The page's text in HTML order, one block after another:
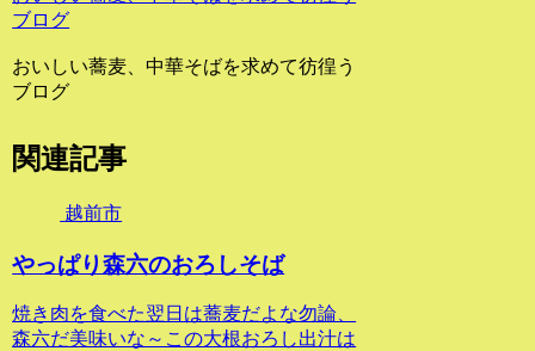
ブログ
おいしい蕎麦、中華そばを求めて彷徨う
ブログ
関連記事
越前市
やっぱり森六のおろしそば
焼き肉を食べた翌日は蕎麦だよな勿論、
森六だ美味いな～この大根おろし出汁は